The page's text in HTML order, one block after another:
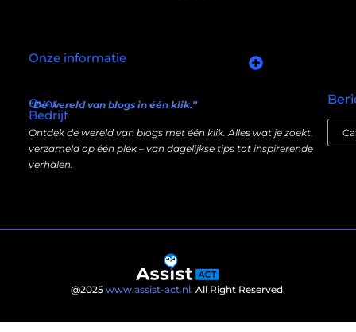
Over
Bedrijf
“De wereld van blogs in één klik.”
Ontdek de wereld van blogs met één klik. Alles wat je zoekt,
verzameld op één plek – van dagelijkse tips tot inspirerende
verhalen.
Onze informatie
@2025 www.assist-act.nl. All Right Reserved.